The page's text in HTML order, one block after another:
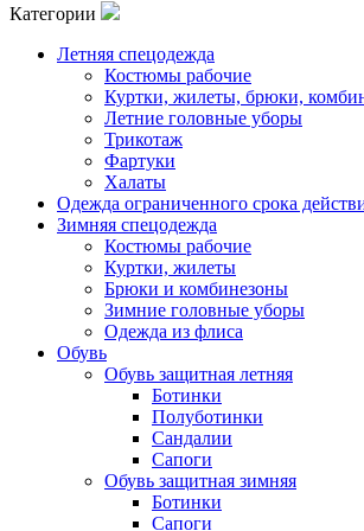
Категории
Летняя спецодежда
Костюмы рабочие
Куртки, жилеты, брюки,
Летние головные уборы
Трикотаж
Фартуки
Халаты
Одежда ограниченного срока
Зимняя спецодежда
Костюмы рабочие
Куртки, жилеты
Брюки и комбинезоны
Зимние головные уборы
Одежда из флиса
Обувь
Обувь защитная летняя
Ботинки
Полуботинки
Сандалии
Сапоги
Обувь защитная зимняя
Ботинки
Сапоги